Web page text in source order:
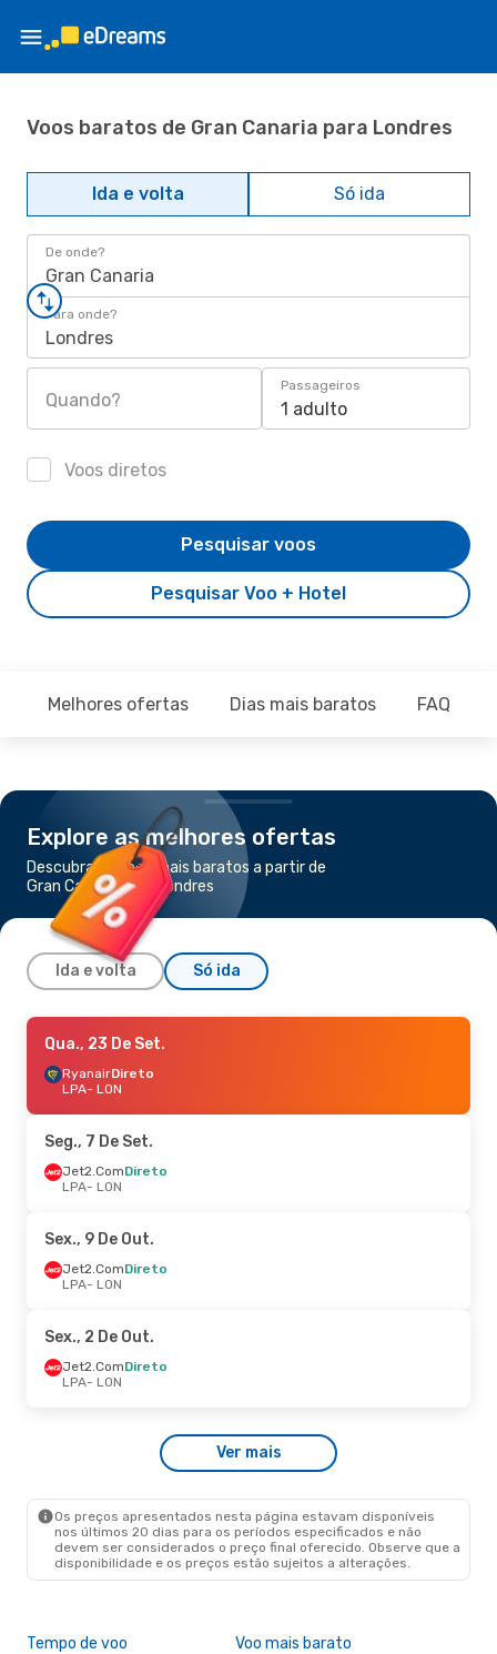
Voos baratos de Gran Canaria para Londres
Ida e volta Só ida
De onde?
Gran Canaria
Para onde?
Londres
Quando?
Passageiros
1 adulto
Voos diretos
Pesquisar Voo + Hotel
Pesquisar voos
Melhores ofertas Dias mais baratos FAQ
Explore as melhores ofertas
Descubra os voos mais baratos a partir de
Gran Canaria para Londres
Ida e volta Só ida
Sex., 23 De Out.
RyanairDireto
LPA- LON
LON- LPA
Sex., 16 De Out.- Dom., 18 De Out.
RyanairDireto
LON - LPA
Qua., 23 De Set.
RyanairDireto
LPA- LON
Seg., 7 De Set.
Jet2.ComDireto
LPA- LON
Sex., 9 De Out.
Jet2.ComDireto
LPA- LON
Sex., 2 De Out.
Jet2.ComDireto
LPA- LON
Ver mais
Os preços apresentados nesta página estavam disponíveis
nos últimos 20 dias para os períodos especificados e não
devem ser considerados o preço final oferecido. Observe que a
disponibilidade e os preços estão sujeitos a alterações.
Tempo de voo Voo mais barato